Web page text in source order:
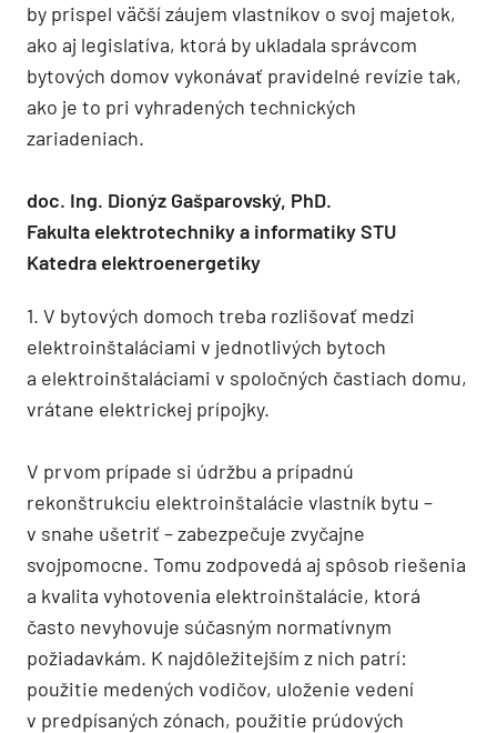
by prispel väčší záujem vlastníkov o svoj majetok,
ako aj legislatíva, ktorá by ukladala správcom
bytových domov vykonávať pravidelné revízie tak,
ako je to pri vyhradených technických
zariadeniach.
doc. Ing. Dionýz Gašparovský, PhD.
Fakulta elektrotechniky a informatiky STU
Katedra elektroenergetiky
1. V bytových domoch treba rozlišovať medzi
elektroinštaláciami v jednotlivých bytoch
a elektroinštaláciami v spoločných častiach domu,
vrátane elektrickej prípojky.
V prvom prípade si údržbu a prípadnú
rekonštrukciu elektroinštalácie vlastník bytu –
v snahe ušetriť – zabezpečuje zvyčajne
svojpomocne. Tomu zodpovedá aj spôsob riešenia
a kvalita vyhotovenia elektroinštalácie, ktorá
často nevyhovuje súčasným normatívnym
požiadavkám. K najdôležitejším z nich patrí:
použitie medených vodičov, uloženie vedení
v predpísaných zónach, použitie prúdových